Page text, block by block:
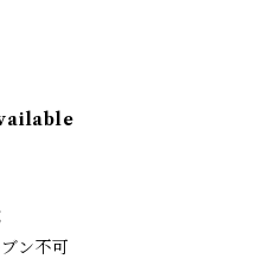
ン不可